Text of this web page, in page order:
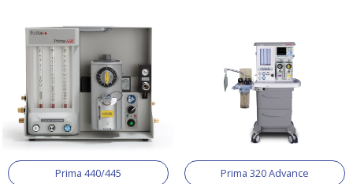
Prima 440/445 Prima 320 Advance